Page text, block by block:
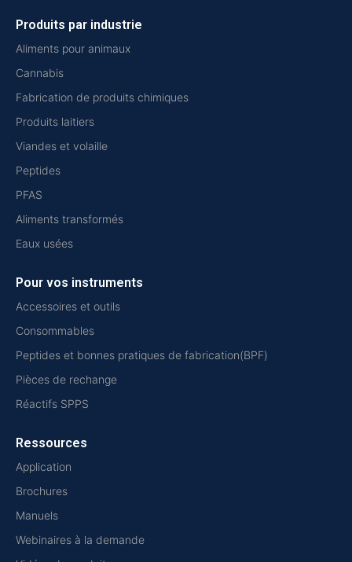
Produits par industrie
Aliments pour animaux
Cannabis
Fabrication de produits chimiques
Produits laitiers
Viandes et volaille
Peptides
PFAS
Aliments transformés
Eaux usées
Pour vos instruments
Accessoires et outils
Consommables
Peptides et bonnes pratiques de fabrication(BPF)
Pièces de rechange
Réactifs SPPS
Ressources
Application
Brochures
Manuels
Webinaires à la demande